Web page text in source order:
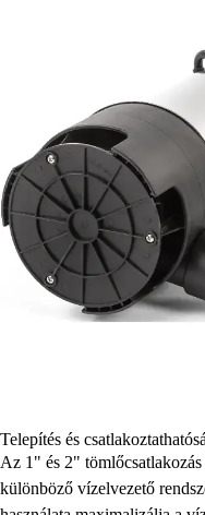
Telepítés és
Az 1" és 2" tömlőcsatlakozás
különböző vízelvezető